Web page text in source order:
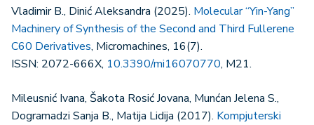
Vladimir B., Dinić Aleksandra (2025). Molecular “Yin-Yang”
Machinery of Synthesis of the Second and Third Fullerene
C60 Derivatives, Micromachines, 16(7).
ISSN: 2072-666X, 10.3390/mi16070770, M21.
Mileusnić Ivana, Šakota Rosić Jovana, Munćan Jelena S.,
Dogramadzi Sanja B., Matija Lidija (2017). Kompjuterski